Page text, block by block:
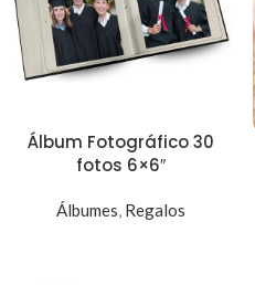
Álbum Fotográfico 30
fotos 6×6″
Álbumes, Regalos